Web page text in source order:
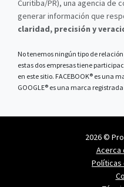
Curitiba/PR), una agencia de
generar información que
claridad, precisión y
No tenemos ningún tipo de
estas dos empresas tiene
en este sitio. FACEBOOK® es una
GOOGLE® es una marca registrada
2026 ©
Acerca
Políticas